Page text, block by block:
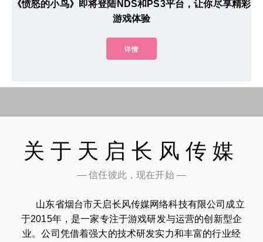
《愤怒的小鸟》即将登陆NDS和PS3平台，让你尽享精彩
游戏体验
详情
关于天启长风传媒
— 信任彼此，现在开始 —
山东省烟台市天启长风传媒网络科技有限公司成立
于2015年，是一家专注于游戏研发与运营的创新型企
业。公司凭借着强大的技术研发实力和丰富的行业经